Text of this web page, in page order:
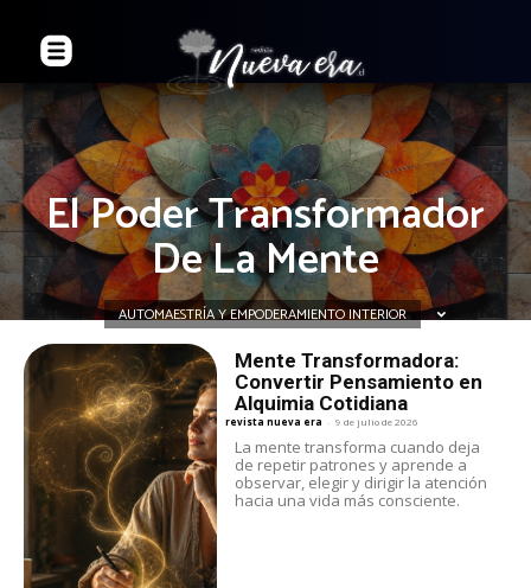
El Poder Transformador
De La Mente
AUTOMAESTRÍA Y EMPODERAMIENTO INTERIOR
Mente Transformadora:
Convertir Pensamiento en
Alquimia Cotidiana
revista nueva era - 9 de julio de 2026
La mente transforma cuando deja
de repetir patrones y aprende a
observar, elegir y dirigir la atención
hacia una vida más consciente.